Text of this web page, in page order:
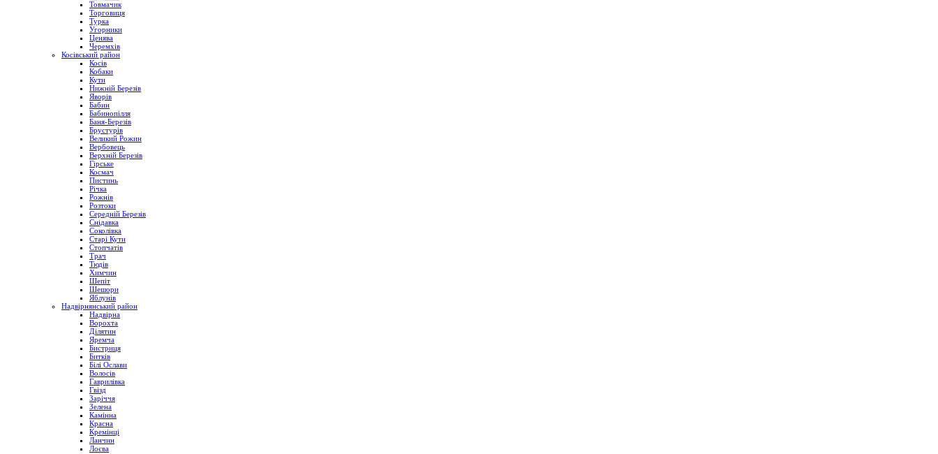
Товмачик
Торговиця
Турка
Угорники
Ценява
Черемхів
Косівський район
Косів
Кобаки
Кути
Нижній Березів
Яворів
Бабин
Бабинопілля
Баня-Березів
Брустурів
Великий Рожин
Вербовець
Верхній Березів
Гірське
Космач
Пистинь
Річка
Рожнів
Розтоки
Середній Березів
Снідавка
Соколівка
Старі Кути
Стопчатів
Трач
Тюдів
Химчин
Шепіт
Шешори
Яблунів
Надвірнянський район
Надвірна
Ворохта
Ділятин
Яремча
Бистриця
Битків
Білі Ослави
Волосів
Гаврилівка
Гвізд
Заріччя
Зелена
Камінна
Красна
Кремінці
Ланчин
Лоєва